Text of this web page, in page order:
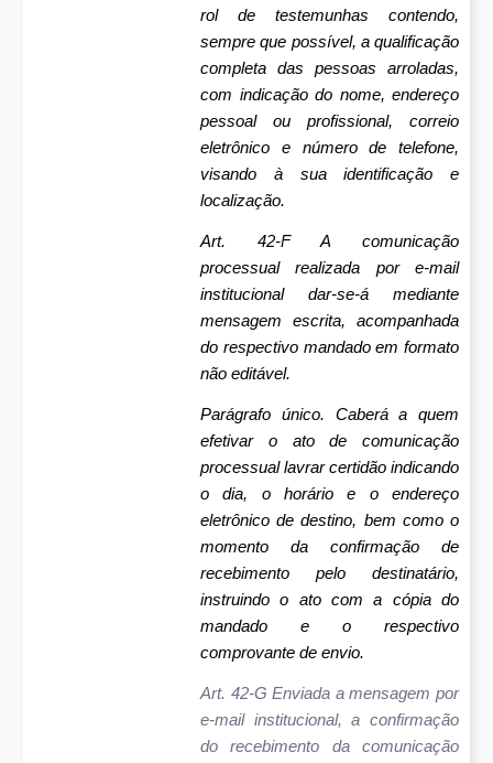
rol de testemunhas contendo,
sempre que possível, a qualificação
completa das pessoas arroladas,
com indicação do nome, endereço
pessoal ou profissional, correio
eletrônico e número de telefone,
visando à sua identificação e
localização.
Art. 42-F A comunicação
processual realizada por e-mail
institucional dar-se-á mediante
mensagem escrita, acompanhada
do respectivo mandado em formato
não editável.
Parágrafo único. Caberá a quem
efetivar o ato de comunicação
processual lavrar certidão indicando
o dia, o horário e o endereço
eletrônico de destino, bem como o
momento da confirmação de
recebimento pelo destinatário,
instruindo o ato com a cópia do
mandado e o respectivo
comprovante de envio.
Art. 42-G Enviada a mensagem por
e-mail institucional, a confirmação
do recebimento da comunicação